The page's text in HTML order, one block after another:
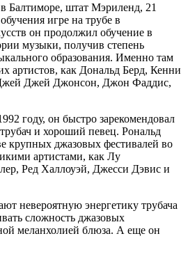
Балтиморе, штат Мэриленд, 21
игре на трубе в
он продолжил обучение в
музыки, получив степень
образования. Именно там
артистов, как Дональд Берд, Кенни
Джей Джонсон, Джон Фаддис,
году, он быстро зарекомендовал
и хороший певец. Рональд
крупных джазовых фестивалей во
артистами, как Лу
Ред Халлоуэй, Джесси Дэвис и
невероятную энергетику трубача
сложность джазовых
меланхолией блюза. А еще он